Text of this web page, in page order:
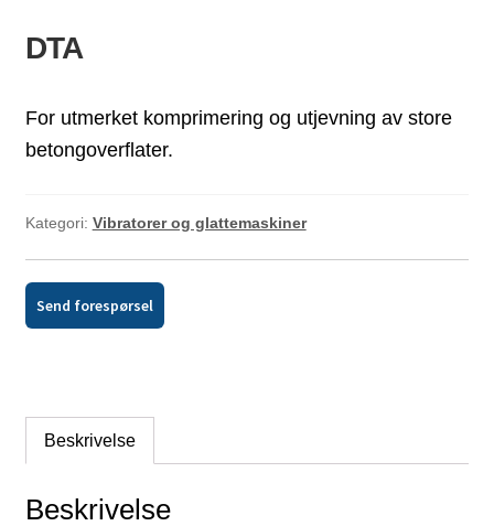
DTA
For utmerket komprimering og utjevning av store
betongoverflater.
Kategori: Vibratorer og glattemaskiner
Send forespørsel
Beskrivelse
Beskrivelse